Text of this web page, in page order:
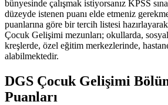
bünyesinde çalışmak istiyorsanız KPSS
düzeyde istenen puanı elde etmeniz
puanlarına göre bir tercih listesi
Çocuk Gelişimi mezunları; okullarda,
kreşlerde, özel eğitim merkezlerinde,
alabilmektedir.
DGS Çocuk Gelişimi
Puanları